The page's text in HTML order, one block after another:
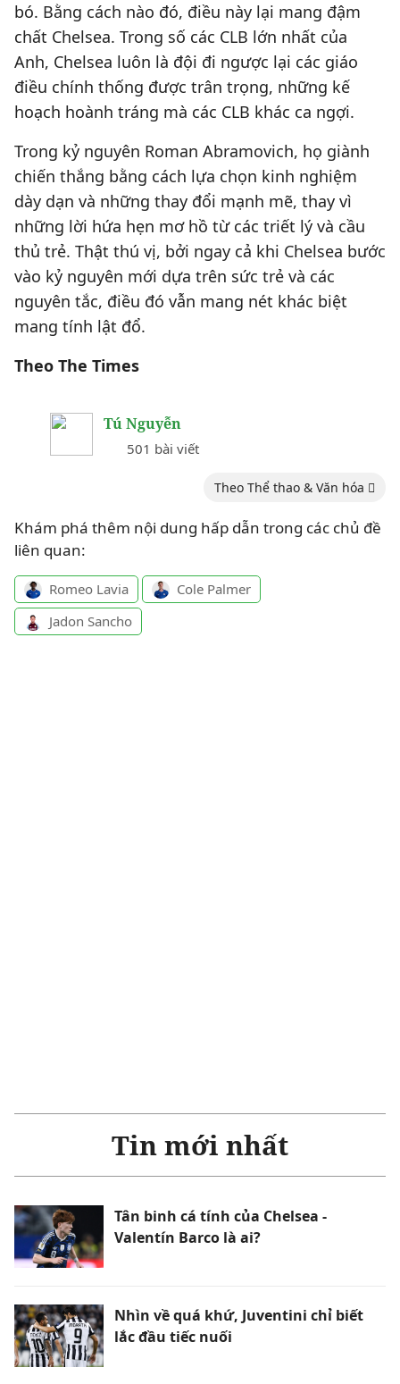
bó. Bằng cách nào đó, điều này lại mang đậm
chất Chelsea. Trong số các CLB lớn nhất của
Anh, Chelsea luôn là đội đi ngược lại các giáo
điều chính thống được trân trọng, những kế
hoạch hoành tráng mà các CLB khác ca ngợi.
Trong kỷ nguyên Roman Abramovich, họ giành
chiến thắng bằng cách lựa chọn kinh nghiệm
dày dạn và những thay đổi mạnh mẽ, thay vì
những lời hứa hẹn mơ hồ từ các triết lý và cầu
thủ trẻ. Thật thú vị, bởi ngay cả khi Chelsea bước
vào kỷ nguyên mới dựa trên sức trẻ và các
nguyên tắc, điều đó vẫn mang nét khác biệt
mang tính lật đổ.
Theo The Times
Tú Nguyễn
501 bài viết
Theo Thể thao & Văn hóa
Khám phá thêm nội dung hấp dẫn trong các chủ đề
liên quan:
Romeo Lavia
Cole Palmer
Jadon Sancho
Tin mới nhất
Tân binh cá tính của Chelsea -
Valentín Barco là ai?
Nhìn về quá khứ, Juventini chỉ biết
lắc đầu tiếc nuối